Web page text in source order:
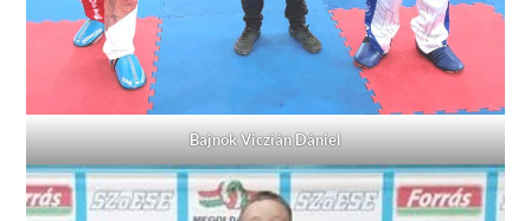
Bajnok Viczián Dániel